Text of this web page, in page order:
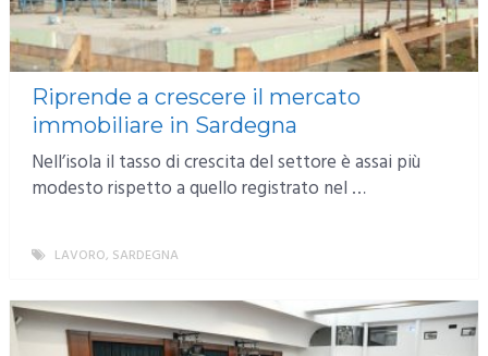
Riprende a crescere il mercato
immobiliare in Sardegna
Nell’isola il tasso di crescita del settore è assai più
modesto rispetto a quello registrato nel …
LAVORO, SARDEGNA